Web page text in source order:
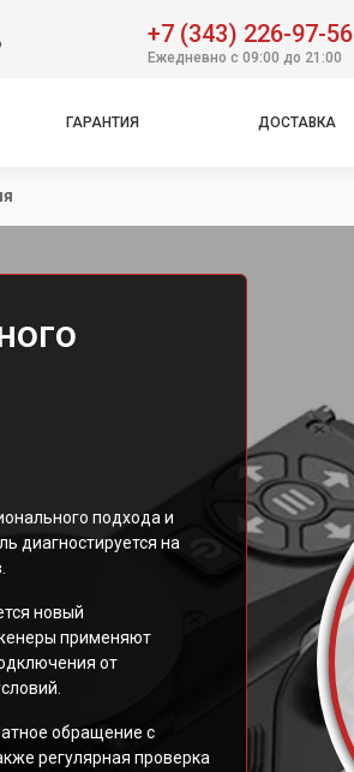
+7 (343) 226-97-56
Ежедневно с 09:00 до 21:00
ГАРАНТИЯ ДОСТАВКА
подхода и
диагностируется на
новый
применяют
от
обращение с
регулярная проверка